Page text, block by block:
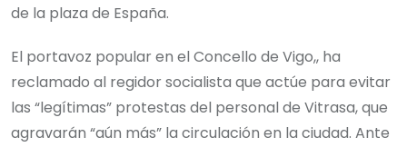
de la plaza de España.
El portavoz popular en el Concello de Vigo,, ha
reclamado al regidor socialista que actúe para evitar
las “legítimas” protestas del personal de Vitrasa, que
agravarán “aún más” la circulación en la ciudad. Ante